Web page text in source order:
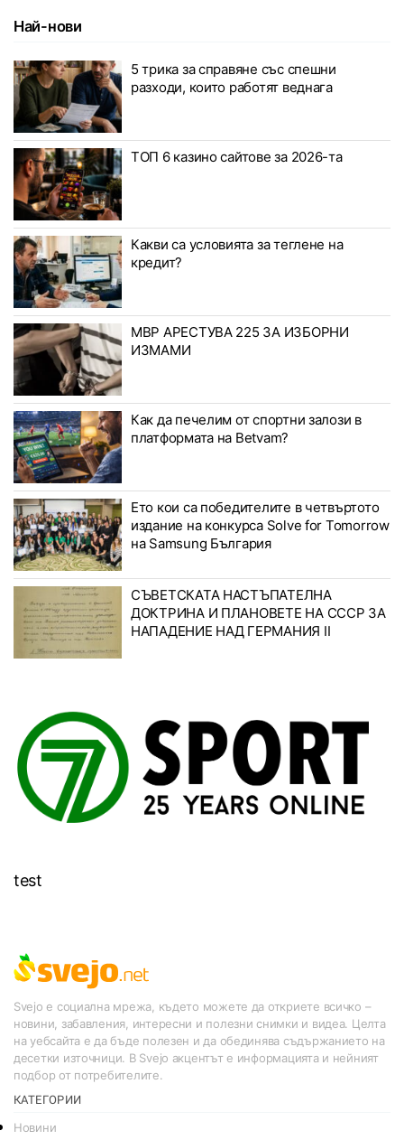
Най-нови
5 трика за справяне със спешни
разходи, които работят веднага
ТОП 6 казино сайтове за 2026-та
Какви са условията за теглене на
кредит?
МВР АРЕСТУВА 225 ЗА ИЗБОРНИ
ИЗМАМИ
Как да печелим от спортни залози в
платформата на Betvam?
Ето кои са победителите в четвъртото
издание на конкурса Solve for Tomorrow
на Samsung България
СЪВЕТСКАТА НАСТЪПАТЕЛНА
ДОКТРИНА И ПЛАНОВЕТЕ НА СССР ЗА
НАПАДЕНИЕ НАД ГЕРМАНИЯ II
test
Svejo е социална мрежа, където можете да откриете всичко –
новини, забавления, интересни и полезни снимки и видеа. Целта
на уебсайта е да бъде полезен и да обединява съдържанието на
десетки източници. В Svejo акцентът е информацията и нейният
подбор от потребителите.
КАТЕГОРИИ
Новини